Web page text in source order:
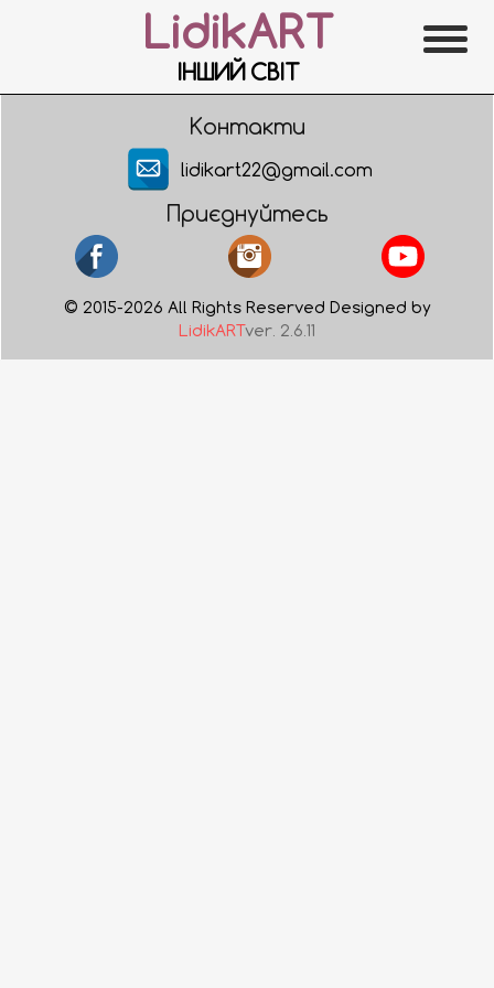
LidikART
ІНШИЙ СВІТ
Контакти
lidikart22@gmail.com
Приєднуйтесь
© 2015-2026 All Rights Reserved Designed by
LidikARTver. 2.6.11